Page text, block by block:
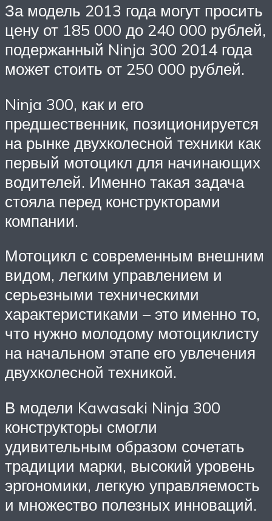
За модель 2013 года могут просить
цену от 185 000 до 240 000 рублей,
подержанный Ninja 300 2014 года
может стоить от 250 000 рублей.
Ninja 300, как и его
предшественник, позиционируется
на рынке двухколесной техники как
первый мотоцикл для начинающих
водителей. Именно такая задача
стояла перед конструкторами
компании.
Мотоцикл с современным внешним
видом, легким управлением и
серьезными техническими
характеристиками – это именно то,
что нужно молодому мотоциклисту
на начальном этапе его увлечения
двухколесной техникой.
В модели Kawasaki Ninja 300
конструкторы смогли
удивительным образом сочетать
традиции марки, высокий уровень
эргономики, легкую управляемость
и множество полезных инноваций.